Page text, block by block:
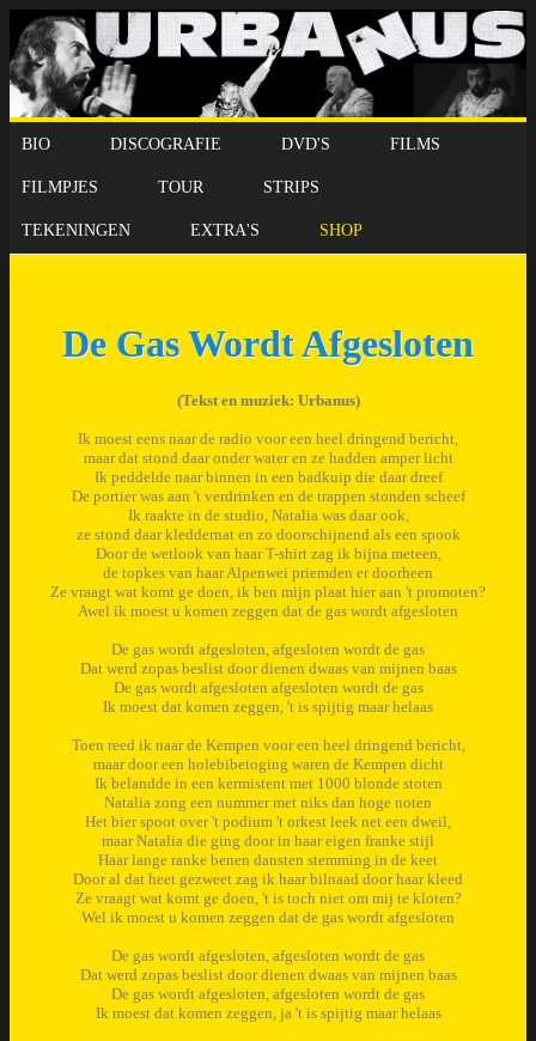
BIO DISCOGRAFIE DVD'S FILMS
FILMPJES TOUR STRIPS
TEKENINGEN EXTRA'S SHOP
De Gas Wordt Afgesloten
(Tekst en muziek: Urbanus)
Ik moest eens naar de radio voor een heel dringend bericht,
maar dat stond daar onder water en ze hadden amper licht
Ik peddelde naar binnen in een badkuip die daar dreef
De portier was aan 't verdrinken en de trappen stonden scheef
Ik raakte in de studio, Natalia was daar ook,
ze stond daar kleddernat en zo doorschijnend als een spook
Door de wetlook van haar T-shirt zag ik bijna meteen,
de topkes van haar Alpenwei priemden er doorheen
Ze vraagt wat komt ge doen, ik ben mijn plaat hier aan 't promoten?
Awel ik moest u komen zeggen dat de gas wordt afgesloten
De gas wordt afgesloten, afgesloten wordt de gas
Dat werd zopas beslist door dienen dwaas van mijnen baas
De gas wordt afgesloten afgesloten wordt de gas
Ik moest dat komen zeggen, 't is spijtig maar helaas
Toen reed ik naar de Kempen voor een heel dringend bericht,
maar door een holebibetoging waren de Kempen dicht
Ik belandde in een kermistent met 1000 blonde stoten
Natalia zong een nummer met niks dan hoge noten
Het bier spoot over 't podium 't orkest leek net een dweil,
maar Natalia die ging door in haar eigen franke stijl
Haar lange ranke benen dansten stemming in de keet
Door al dat heet gezweet zag ik haar bilnaad door haar kleed
Ze vraagt wat komt ge doen, 't is toch niet om mij te kloten?
Wel ik moest u komen zeggen dat de gas wordt afgesloten
De gas wordt afgesloten, afgesloten wordt de gas
Dat werd zopas beslist door dienen dwaas van mijnen baas
De gas wordt afgesloten, afgesloten wordt de gas
Ik moest dat komen zeggen, ja 't is spijtig maar helaas